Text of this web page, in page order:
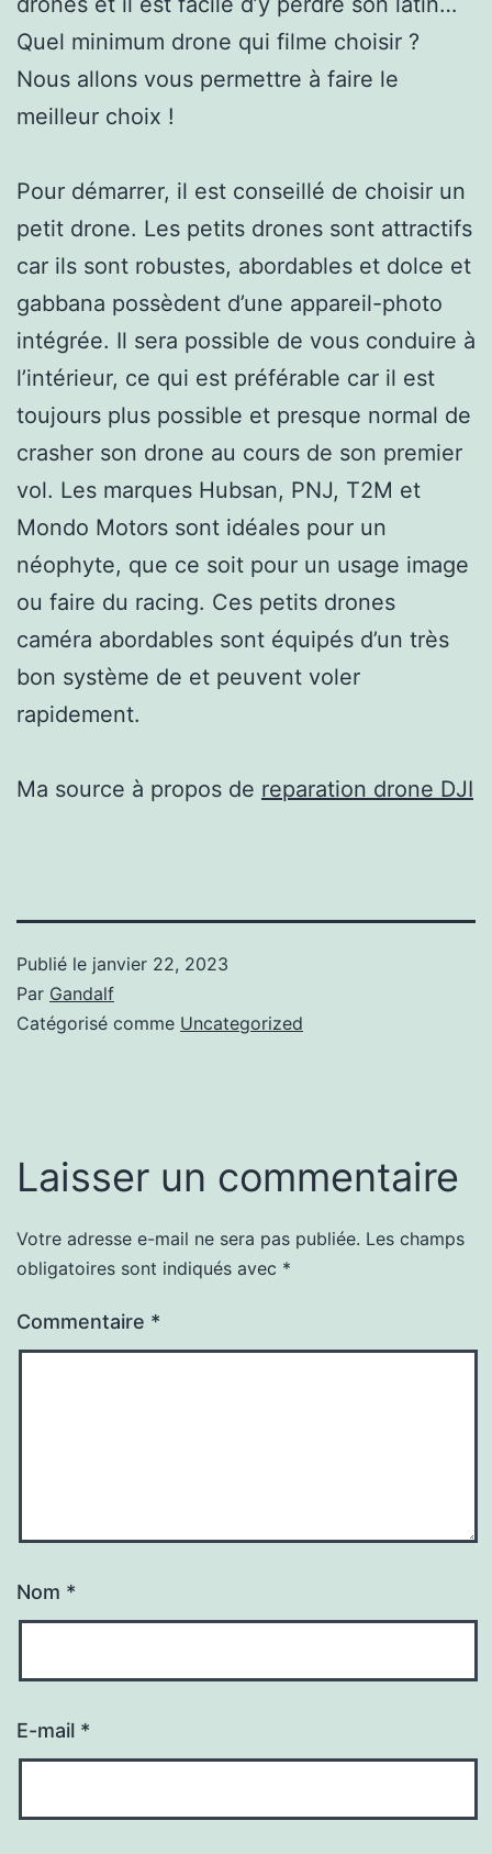
Quel minimum drone qui filme choisir ?
Nous allons vous permettre à faire le
meilleur choix !
Pour démarrer, il est conseillé de choisir un
petit drone. Les petits drones sont attractifs
car ils sont robustes, abordables et dolce et
gabbana possèdent d’une appareil-photo
intégrée. Il sera possible de vous conduire à
l’intérieur, ce qui est préférable car il est
toujours plus possible et presque normal de
crasher son drone au cours de son premier
vol. Les marques Hubsan, PNJ, T2M et
Mondo Motors sont idéales pour un
néophyte, que ce soit pour un usage image
ou faire du racing. Ces petits drones
caméra abordables sont équipés d’un très
bon système de et peuvent voler
rapidement.
Ma source à propos de reparation drone DJI
Publié le janvier 22, 2023
Par Gandalf
Catégorisé comme Uncategorized
Laisser un commentaire
Votre adresse e-mail ne sera pas publiée. Les champs
obligatoires sont indiqués avec *
Commentaire *
Nom *
E-mail *